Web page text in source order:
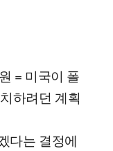
= 미국이 폴
하려던 계획
다는 결정에